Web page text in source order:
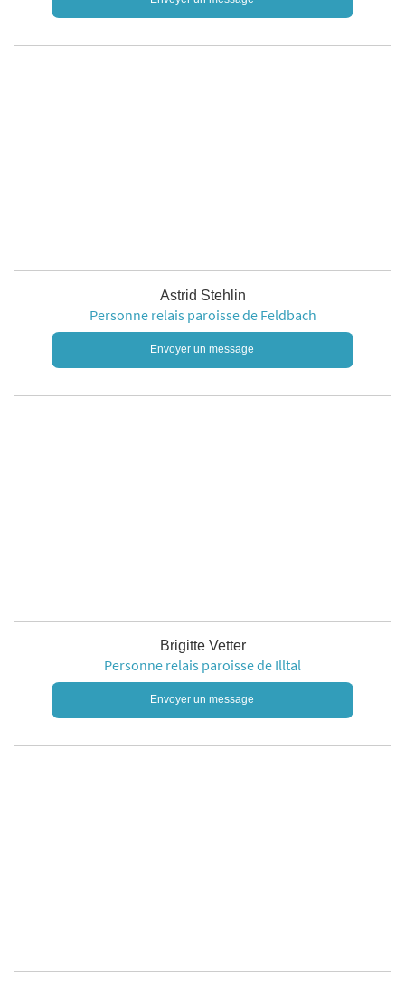
Astrid Stehlin
Personne relais paroisse de Feldbach
Envoyer un message
Brigitte Vetter
Personne relais paroisse de Illtal
Envoyer un message